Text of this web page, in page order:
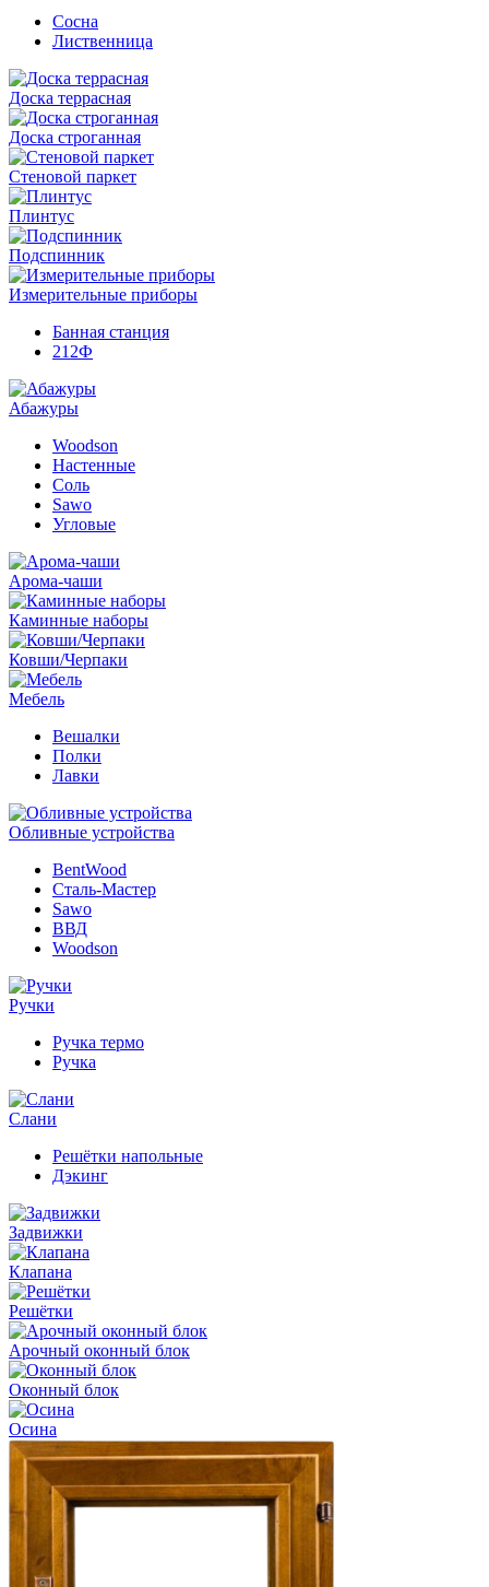
Сосна
Лиственница
Доска террасная
Доска строганная
Стеновой паркет
Плинтус
Подспинник
Измерительные приборы
Банная станция
212Ф
Абажуры
Woodson
Настенные
Соль
Sawo
Угловые
Арома-чаши
Каминные наборы
Ковши/Черпаки
Мебель
Вешалки
Полки
Лавки
Обливные устройства
BentWood
Сталь-Мастер
Sawo
ВВД
Woodson
Ручки
Ручка термо
Ручка
Слани
Решётки напольные
Дэкинг
Задвижки
Клапана
Решётки
Арочный оконный блок
Оконный блок
Осина